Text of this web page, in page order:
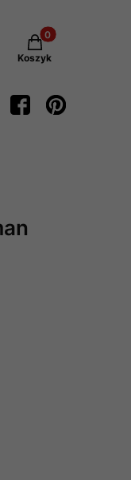
Produkty w
Koszyk